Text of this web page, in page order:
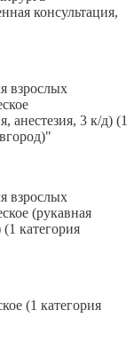
консультация,
взрослых
анестезия, 3 к/д) (1
взрослых
(рукавная
категория
(1 категория